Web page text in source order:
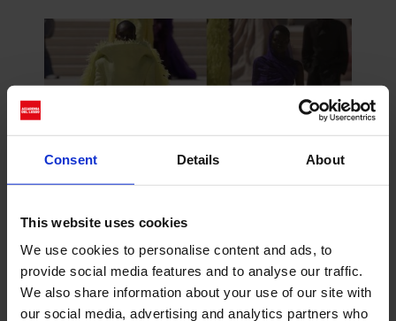
Consent Details About
This website uses cookies
We use cookies to personalise content and ads, to
provide social media features and to analyse our traffic.
We also share information about your use of our site with
our social media, advertising and analytics partners who
Il tessuto Gazar regala a diverse creazioni la
manualità e la struttura dal profumo di